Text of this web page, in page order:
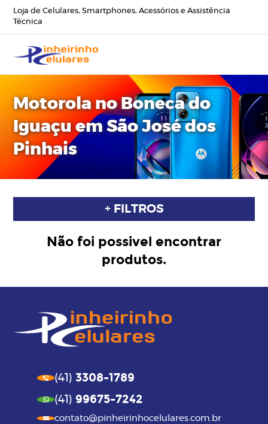
Loja de Celulares, Smartphones, Acessórios e Assistência
Técnica
Motorola no Boneca do
Iguaçu em São José dos
Pinhais
+ FILTROS
Não foi possivel encontrar
produtos.
(41) 3308-1789
(41) 99675-7242
contato@pinheirinhocelulares.com.br